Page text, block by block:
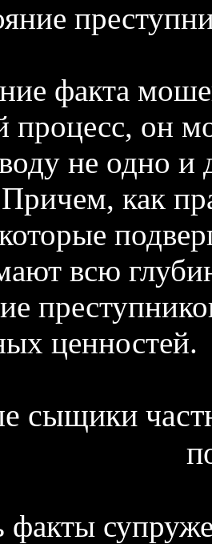
факта
процесс, он
не одно и
как
всю
ценностей.
сыщики
факты